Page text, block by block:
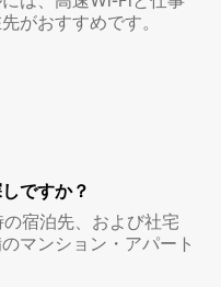
がおすすめです。
ですか？
宿泊先、および社宅
マンション・アパート